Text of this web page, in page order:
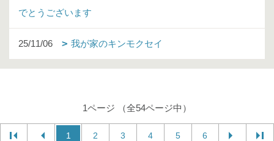
でとうございます
25/11/06 我が家のキンモクセイ
1ページ （全54ページ中）
1 2 3 4 5 6